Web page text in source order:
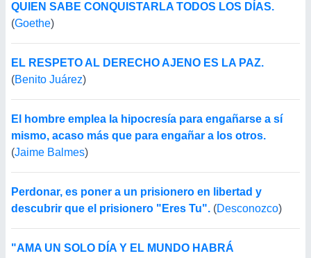
QUIEN SABE CONQUISTARLA TODOS LOS DÍAS.
(Goethe)
EL RESPETO AL DERECHO AJENO ES LA PAZ.
(Benito Juárez)
El hombre emplea la hipocresía para engañarse a sí
mismo, acaso más que para engañar a los otros.
(Jaime Balmes)
Perdonar, es poner a un prisionero en libertad y
descubrir que el prisionero "Eres Tu". (Desconozco)
"AMA UN SOLO DÍA Y EL MUNDO HABRÁ